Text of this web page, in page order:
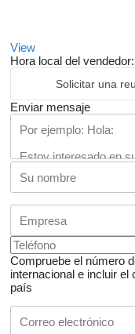
View
Hora local del
Solicitar una
Enviar mensaje
Compruebe el número
internacional e incluir el
país